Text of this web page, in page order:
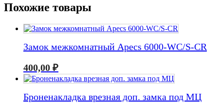
Похожие товары
Замок межкомнатный Apecs 6000-WC/S-CR
400,00 ₽
Броненакладка врезная доп. замка под МЦ